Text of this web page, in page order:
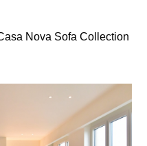
Nova Sofa Collection